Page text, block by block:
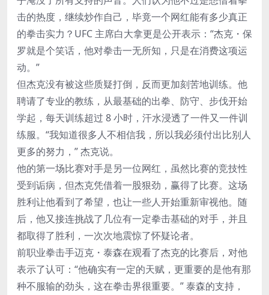
击的热度，继续炒作自己，毕竟一个网红能有多少真正
的拳击实力？UFC 主席白大拿更是公开表示：“杰克・保
罗就是个笑话，他对拳击一无所知，只是在消费这项运
动。”
但杰克没有被这些质疑打倒，反而更加刻苦地训练。他
聘请了专业的教练，从最基础的出拳、防守、步伐开始
学起，每天训练超过 8 小时，汗水浸透了一件又一件训
练服。“我知道很多人不相信我，所以我必须付出比别人
更多的努力，” 杰克说。
他的第一场比赛对手是另一位网红，虽然比赛的竞技性
受到诟病，但杰克凭借着一股狠劲，赢得了比赛。这场
胜利让他看到了希望，也让一些人开始重新审视他。随
后，他又接连挑战了几位有一定拳击基础的对手，并且
都取得了胜利，一次次地震惊了怀疑论者。
前职业拳击手迈克・泰森在观看了杰克的比赛后，对他
表示了认可：“他确实有一定的天赋，更重要的是他有那
种不服输的劲头，这在拳击界很重要。” 泰森的支持，